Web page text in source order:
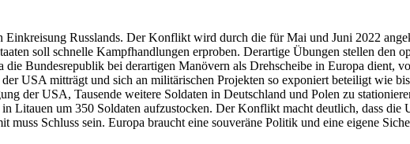
Einkreisung Russlands. Der Konflikt wird durch die für Mai und Juni 2022
soll schnelle Kampfhandlungen erproben. Derartige Übungen stellen den
Bundesrepublik bei derartigen Manövern als Drehscheibe in Europa dient,
USA mitträgt und sich an militärischen Projekten so exponiert beteiligt wie
der USA, Tausende weitere Soldaten in Deutschland und Polen zu
Litauen um 350 Soldaten aufzustocken. Der Konflikt macht deutlich, dass
muss Schluss sein. Europa braucht eine souveräne Politik und eine eigene